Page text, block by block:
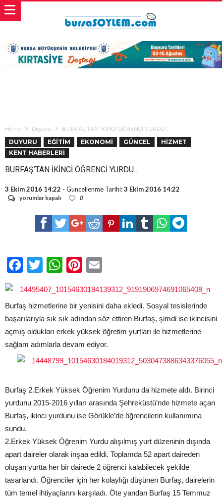
Home Duyuru BURFAŞ’TAN İKİNCİ ÖĞRENCİ YURDU…
DUYURU EĞİTİM EKONOMİ GÜNCEL
HİZMET
KENT HABERLERİ
BURFAŞ’TAN İKİNCİ ÖĞRENCİ YURDU…
3 Ekim 2016 14:22 - Guncellenme Tarihi:3 Ekim 2016 14:22
BURFAŞ’TAN
ÖĞRENCİ
YURDU…
yorumlar kapalı 0
Facebook
TwitterWhatsApp
Pinterest
Burfaş hizmetlerine bir yenisini daha ekledi. Sosyal tesislerinde
başarılarıyla sık sık adından söz ettiren Burfaş, şimdi ise ikincisini
açmış oldukları erkek yüksek öğretim yurtları ile hizmetlerine
sağlam adımlarla devam ediyor.
Burfaş 2.Erkek Yüksek Öğrenim Yurdunu da hizmete aldı. Birinci
yurdunu 2015-2016 yılları arasında Şehreküstü’nde hizmete açan
Burfaş, ikinci yurdunu ise Görükle’de öğrencilerin kullanımına
sundu.
2.Erkek Yüksek Öğrenim Yurdu alışılmış yurt düzeninin dışında
apart daireler olarak inşaa edildi. Toplamda 52 apart daireden
oluşan yurtta her bir dairede 2 öğrenci kalabilecek şekilde
tasarlandı. Öğrenciler için her kolaylığı düşünen Burfaş, dairelerin
tüm temel ihtiyaçlarını karşıladı. Öte yandan Burfaş 15 Temmuz